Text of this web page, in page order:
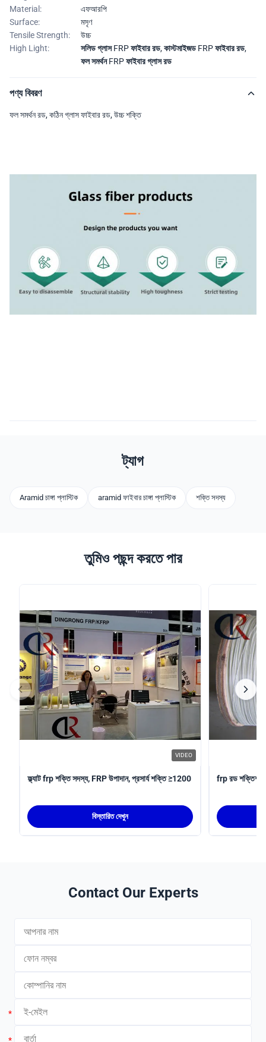
Material:
এফআরপি
Surface:
মসৃণ
Tensile Strength:
উচ্চ
High Light:
সলিড গ্লাস FRP ফাইবার রড,কাস্টমাইজড FRP ফাইবার রড,
ফল সমর্থন FRP ফাইবার গ্লাস রড
পণ্য বিবরণ
ফল সমর্থন রড, কঠিন গ্লাস ফাইবার রড, উচ্চ শক্তি
ট্যাগ
Aramid চাঙ্গা প্লাস্টিক aramid ফাইবার চাঙ্গা প্লাস্টিক শক্তি সদস্য
তুমিও পছন্দ করতে পার
VIDEO
ফ্ল্যাট frp শক্তি সদস্য, FRP উপাদান, প্রসার্য শক্তি ≥1200
বিস্তারিত দেখুন
frp রড
Contact Our Experts
*
*